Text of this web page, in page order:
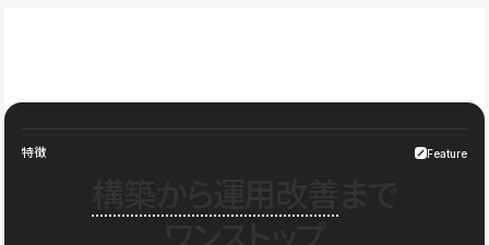
特徴 Feature